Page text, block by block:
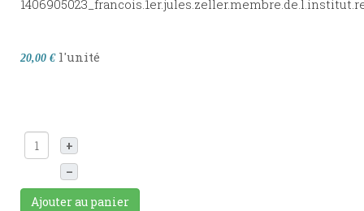
20,00 € l'unité
+
–
Ajouter au panier